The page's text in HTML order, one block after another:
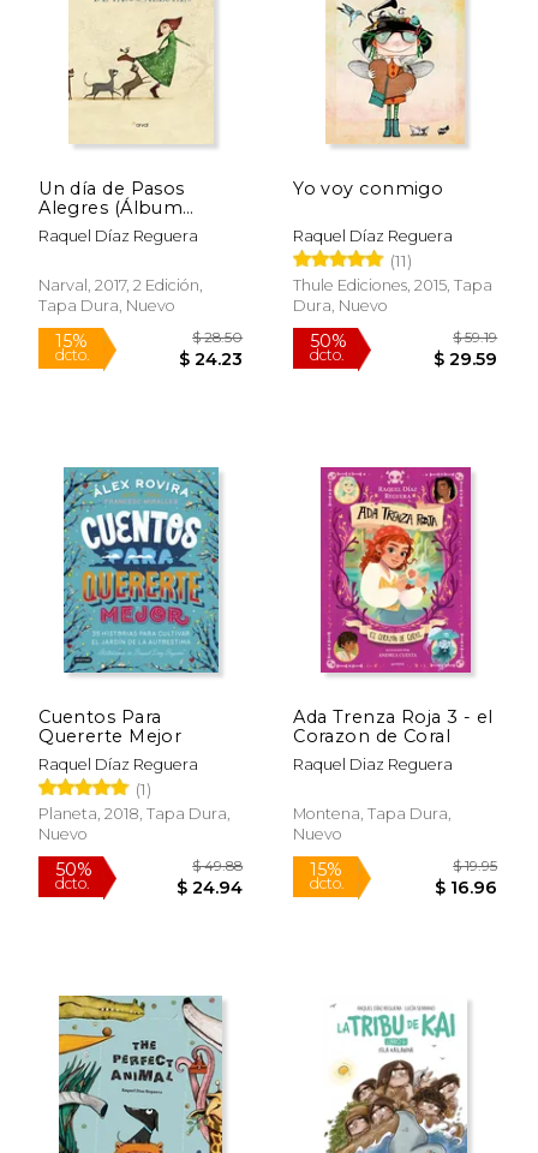
15%
dcto.
15%
dcto. $ 23.64
15%
dcto.
Un día de Pasos
Alegres (Álbum
Ilustrado)
Raquel Díaz Reguera
Narval, 2017, 2 Edición,
Tapa Dura, Nuevo
Yo voy conmigo
Raquel Díaz Reguera
(11)
Thule Ediciones, 2015, Tapa
Dura, Nuevo
Cuentos Para
Quererte Mejor
Raquel Díaz Reguera
(1)
Planeta, 2018, Tapa Dura,
Nuevo
Ada Trenza Roja 3 - el
Corazon de Coral
Raquel Diaz Reguera
Montena, Tapa Dura,
Nuevo